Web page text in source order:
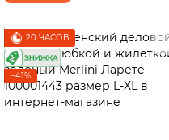
20 ЧАСОВ
−41%